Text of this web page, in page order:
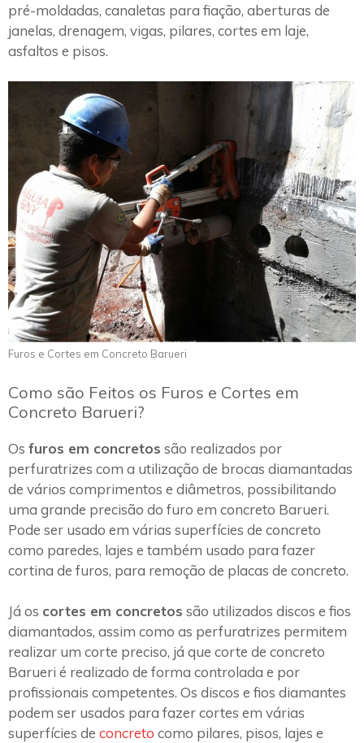
pré-moldadas, canaletas para fiação, aberturas de
janelas, drenagem, vigas, pilares, cortes em laje,
asfaltos e pisos.
Furos e Cortes em Concreto Barueri
Como são Feitos os Furos e Cortes em
Concreto Barueri?
Os furos em concretos são realizados por
perfuratrizes com a utilização de brocas diamantadas
de vários comprimentos e diâmetros, possibilitando
uma grande precisão do furo em concreto Barueri.
Pode ser usado em várias superfícies de concreto
como paredes, lajes e também usado para fazer
cortina de furos, para remoção de placas de concreto.
Já os cortes em concretos são utilizados discos e fios
diamantados, assim como as perfuratrizes permitem
realizar um corte preciso, já que corte de concreto
Barueri é realizado de forma controlada e por
profissionais competentes. Os discos e fios diamantes
podem ser usados para fazer cortes em várias
superfícies de concreto como pilares, pisos, lajes e